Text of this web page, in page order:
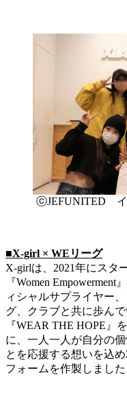
ⓒJEFUNITED イ
​■X-girl × WEリーグ
X-girlは、2021年にスタ
『Women
ィシャルサプライヤー
グ、クラブと共に歩んで
『WEAR THE HOPE』
に、一人一人が自分の
とを応援する想いを込
フォームを作製しました